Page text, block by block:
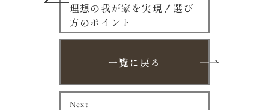
理想の我が家を実現！選び
方のポイント
一覧に戻る
Next